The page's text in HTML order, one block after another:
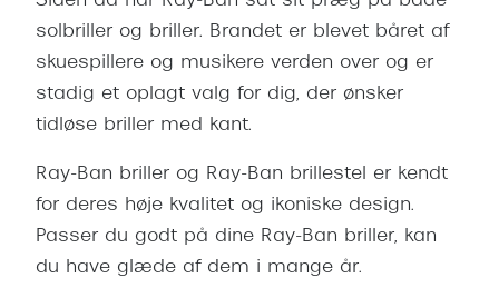
solbriller og briller. Brandet er blevet båret af
skuespillere og musikere verden over og er
stadig et oplagt valg for dig, der ønsker
tidløse briller med kant.
Ray-Ban briller og Ray-Ban brillestel er kendt
for deres høje kvalitet og ikoniske design.
Passer du godt på dine Ray-Ban briller, kan
du have glæde af dem i mange år.